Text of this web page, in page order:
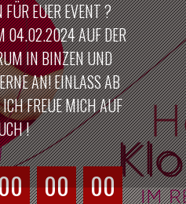
EUER EVENT ?
04.02.2024 AUF DER
IN BINZEN UND
AN! EINLASS AB
FREUE MICH AUF
!
00 00